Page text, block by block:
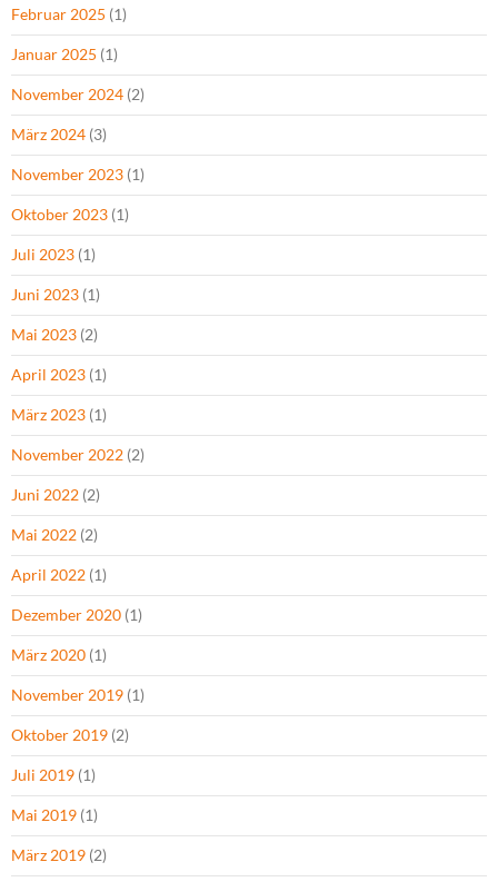
Februar 2025 (1)
Januar 2025 (1)
November 2024 (2)
März 2024 (3)
November 2023 (1)
Oktober 2023 (1)
Juli 2023 (1)
Juni 2023 (1)
Mai 2023 (2)
April 2023 (1)
März 2023 (1)
November 2022 (2)
Juni 2022 (2)
Mai 2022 (2)
April 2022 (1)
Dezember 2020 (1)
März 2020 (1)
November 2019 (1)
Oktober 2019 (2)
Juli 2019 (1)
Mai 2019 (1)
März 2019 (2)